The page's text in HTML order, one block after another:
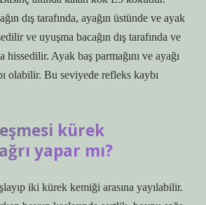
dış tarafında, ayağın üstünde ve ayak
ve uyuşma bacağın dış tarafında ve
hissedilir. Ayak baş parmağını ve ayağı
olabilir. Bu seviyede refleks kaybı
kürek
yapar mı?
iki kürek kemiği arasına yayılabilir.